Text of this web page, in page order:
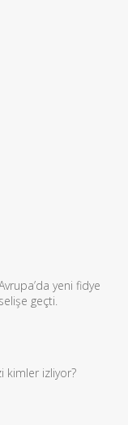
yeni fidye
geçti.
kimler izliyor?